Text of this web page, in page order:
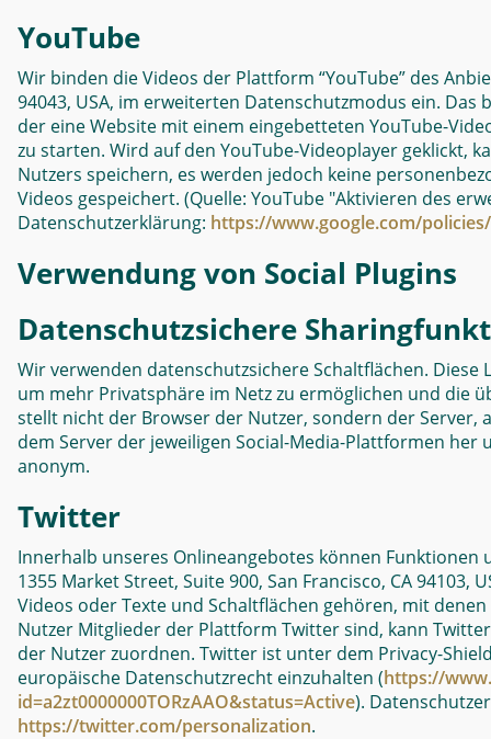
YouTube
Wir binden die Videos der Plattform “YouTube” des
94043, USA, im erweiterten Datenschutzmodus ein.
der eine Website mit einem eingebetteten YouTube-
zu starten. Wird auf den YouTube-Videoplayer geklickt,
Nutzers speichern, es werden jedoch keine
Videos gespeichert. (Quelle: YouTube "Aktivieren des
Datenschutzerklärung: https://www.google.com/
Verwendung von Social Plugins
Datenschutzsichere
Wir verwenden datenschutzsichere Schaltflächen.
um mehr Privatsphäre im Netz zu ermöglichen und die
stellt nicht der Browser der Nutzer, sondern der Server,
dem Server der jeweiligen Social-Media-Plattformen her
anonym.
Twitter
Innerhalb unseres Onlineangebotes können
1355 Market Street, Suite 900, San Francisco, CA
Videos oder Texte und Schaltflächen gehören, mit
Nutzer Mitglieder der Plattform Twitter sind, kann
der Nutzer zuordnen. Twitter ist unter dem Privacy-
europäische Datenschutzrecht einzuhalten (https://
id=a2zt0000000TORzAAO&status=Active).
https://twitter.com/personalization.